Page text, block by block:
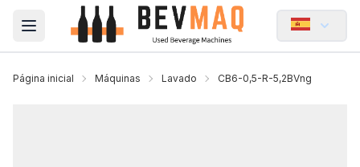
Open main menu
Página inicial Máquinas Lavado CB6-0,5-R-5,2BVng